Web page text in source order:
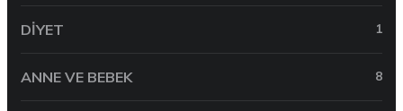
DIYET 1
ANNE VE BEBEK 8